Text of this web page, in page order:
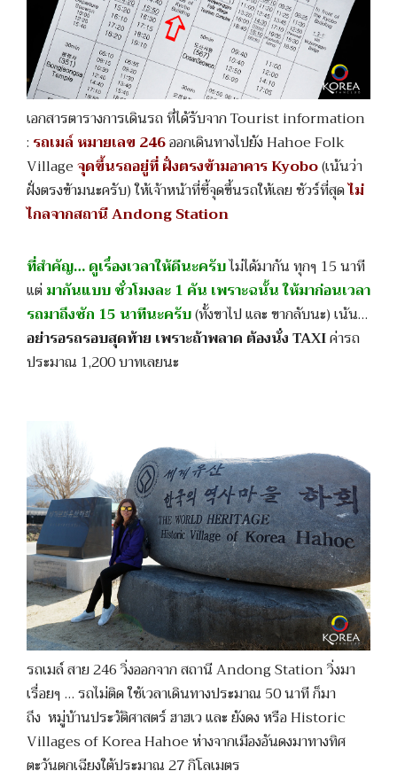
เอกสารตารางการเดินรถ ที่ได้รับจาก Tourist information
: รถเมล์ หมายเลข 246ออกเดินทางไปยัง Hahoe Folk
Villageจุดขึ้นรถอยู่ที่ ฝั่งตรงข้ามอาคาร Kyobo(เน้นว่า
ฝั่งตรงข้ามนะครับ) ให้เจ้าหน้าที่ชี้จุดขึ้นรถให้เลย ชัวร์ที่สุดไม่
ไกลจากสถานี Andong Station
ที่สำคัญ… ดูเรื่องเวลาให้ดีนะครับไม่ได้มากัน ทุกๆ 15 นาที
แต่มากันแบบ ชั่วโมงละ 1 คัน เพราะฉนั้น ให้มาก่อนเวลา
รถมาถึงซัก 15 นาทีนะครับ(ทั้งขาไป และ ขากลับนะ) เน้น…
อย่ารอรถรอบสุดท้าย เพราะถ้าพลาด ต้องนั่ง TAXIค่ารถ
ประมาณ 1,200 บาทเลยนะ
รถเมล์ สาย 246 วิ่งออกจาก สถานี Andong Station วิ่งมา
เรื่อยๆ … รถไม่ติด ใช้เวลาเดินทางประมาณ 50 นาที ก็มา
ถึง หมู่บ้านประวัติศาสตร์ ฮาฮเว และ ยังดง หรือ Historic
Villages of Korea Hahoe ห่างจากเมืองอันดงมาทางทิศ
ตะวันตกเฉียงใต้ประมาณ 27 กิโลเมตร